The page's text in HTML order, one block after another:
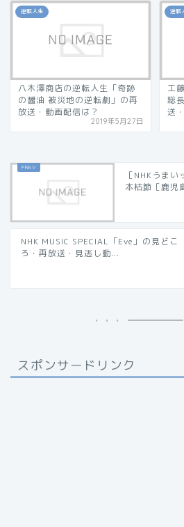
逆転人生
八木澤商店の逆転人生「奇跡
の醤油 被災地の逆転劇」の再
放送・動画配信は？
2019年5月27日
逆転
工
総
送
［NHKうまい
本枯節［鹿児
NHK MUSIC SPECIAL「Eve」の見どこ
ろ・再放送・見逃し動...
スポンサードリンク